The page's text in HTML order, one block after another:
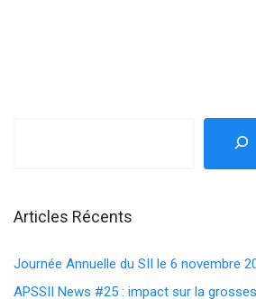
Articles Récents
Journée Annuelle du SII le 6 novembre
APSSII News #25 : impact sur la